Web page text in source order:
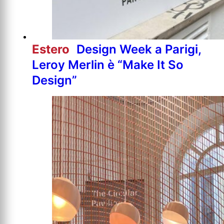
Estero Design Week a Parigi,
Leroy Merlin è “Make It So
Design”